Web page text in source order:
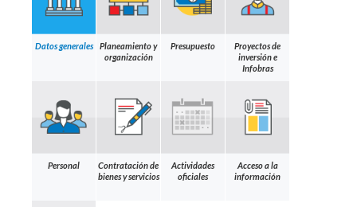
Datos generales
Planeamiento y
organización
Presupuesto
Proyectos de
inversión e
Infobras
Personal
Contratación de
bienes y servicios
Actividades
oficiales
Acceso a la
información